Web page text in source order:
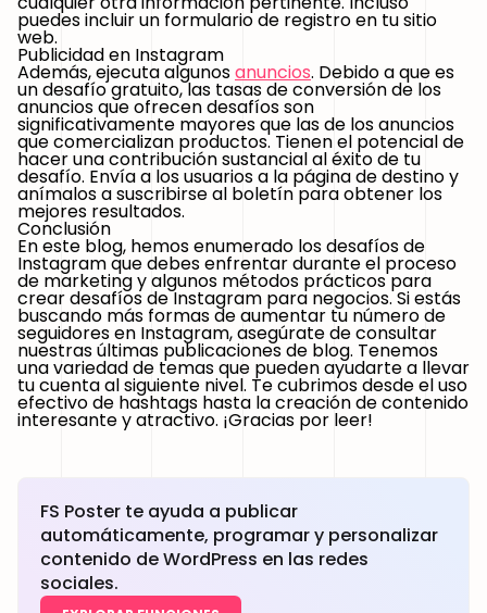
puedes incluir un formulario de registro en tu sitio
web.
Publicidad en Instagram
Además, ejecuta algunosanuncios. Debido a que es
un desafío gratuito, las tasas de conversión de los
anuncios que ofrecen desafíos son
significativamente mayores que las de los anuncios
que comercializan productos. Tienen el potencial de
hacer una contribución sustancial al éxito de tu
desafío. Envía a los usuarios a la página de destino y
anímalos a suscribirse al boletín para obtener los
mejores resultados.
Conclusión
En este blog, hemos enumerado los desafíos de
Instagram que debes enfrentar durante el proceso
de marketing y algunos métodos prácticos para
crear desafíos de Instagram para negocios. Si estás
buscando más formas de aumentar tu número de
seguidores en Instagram, asegúrate de consultar
nuestras últimas publicaciones de blog. Tenemos
una variedad de temas que pueden ayudarte a llevar
tu cuenta al siguiente nivel. Te cubrimos desde el uso
efectivo de hashtags hasta la creación de contenido
interesante y atractivo. ¡Gracias por leer!
FS Poster te ayuda a publicar
automáticamente, programar y personalizar
contenido de WordPress en las redes
sociales.